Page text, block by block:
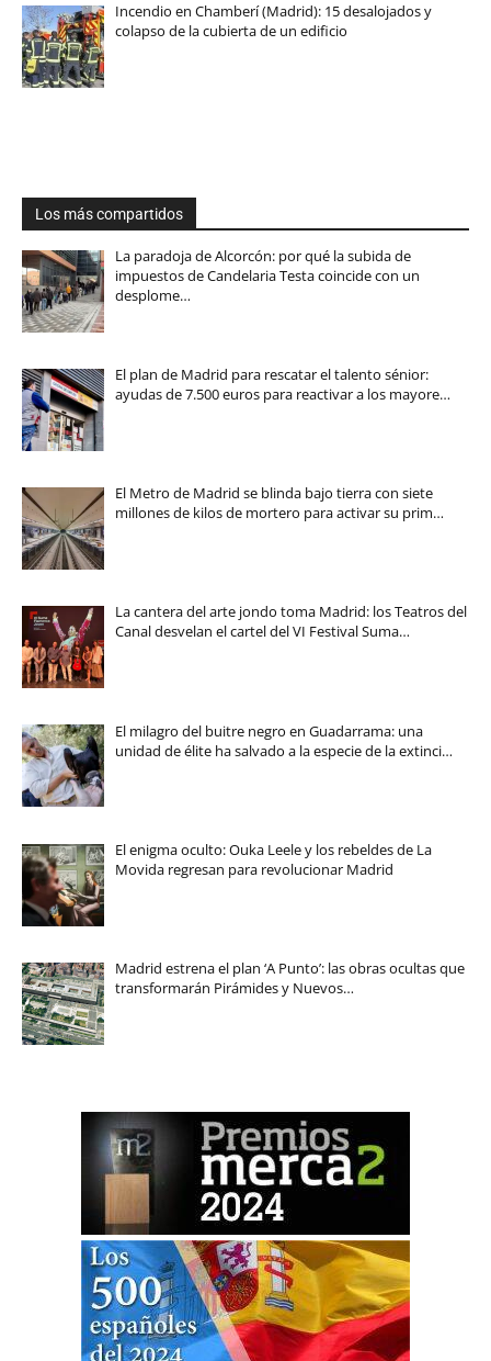
Incendio en Chamberí (Madrid): 15 desalojados y
colapso de la cubierta de un edificio
Los más compartidos
La paradoja de Alcorcón: por qué la subida de
impuestos de Candelaria Testa coincide con un
desplome…
El plan de Madrid para rescatar el talento sénior:
ayudas de 7.500 euros para reactivar a los mayore…
El Metro de Madrid se blinda bajo tierra con siete
millones de kilos de mortero para activar su prim…
La cantera del arte jondo toma Madrid: los Teatros del
Canal desvelan el cartel del VI Festival Suma…
El milagro del buitre negro en Guadarrama: una
unidad de élite ha salvado a la especie de la extinci…
El enigma oculto: Ouka Leele y los rebeldes de La
Movida regresan para revolucionar Madrid
Madrid estrena el plan ‘A Punto’: las obras ocultas que
transformarán Pirámides y Nuevos…